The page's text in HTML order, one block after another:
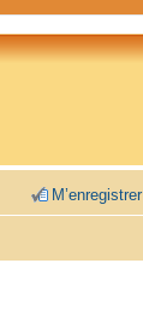
M’enregistrer